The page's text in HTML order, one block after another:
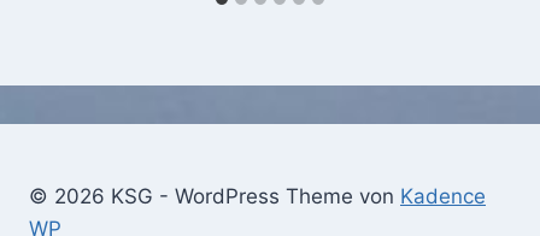
© 2026 KSG - WordPress Theme von Kadence
WP